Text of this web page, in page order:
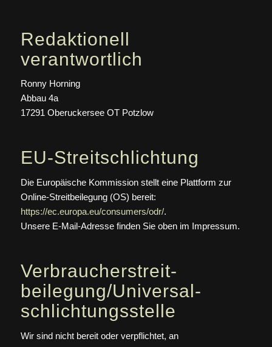
Redaktionell
verantwortlich
Ronny Horning
Abbau 4a
17291 Oberuckersee OT Potzlow
EU-Streitschlichtung
Die Europäische Kommission stellt eine Plattform zur
Online-Streitbeilegung (OS) bereit:
https://ec.europa.eu/consumers/odr/.
Unsere E-Mail-Adresse finden Sie oben im Impressum.
Verbraucher­streit­
beilegung/Universal­
schlichtungs­stelle
Wir sind nicht bereit oder verpflichtet, an